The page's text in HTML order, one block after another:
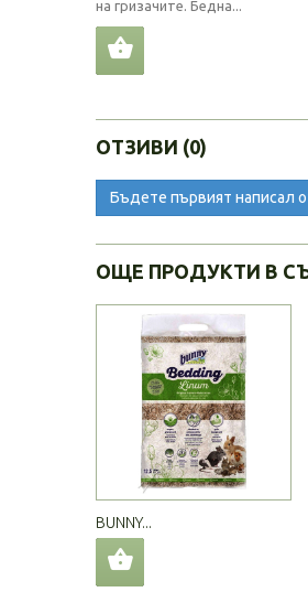
на гризачите. Бедна...
ОТЗИВИ (0)
Бъдете първият написал
ОЩЕ ПРОДУКТИ В
BUNNY...